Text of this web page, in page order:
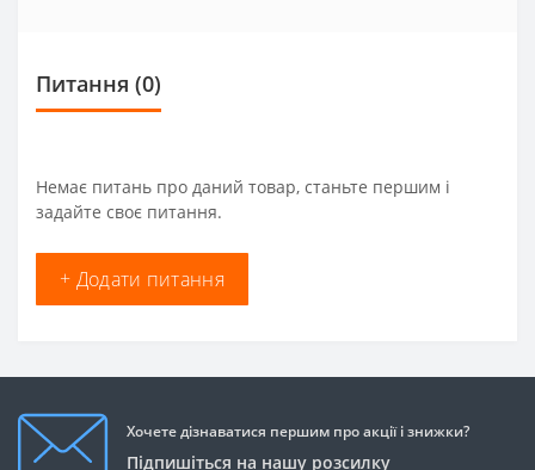
Питання (0)
Немає питань про даний товар, станьте першим і
задайте своє питання.
+ Додати питання
Хочете дізнаватися першим про акції і знижки?
Підпишіться на нашу розсилку